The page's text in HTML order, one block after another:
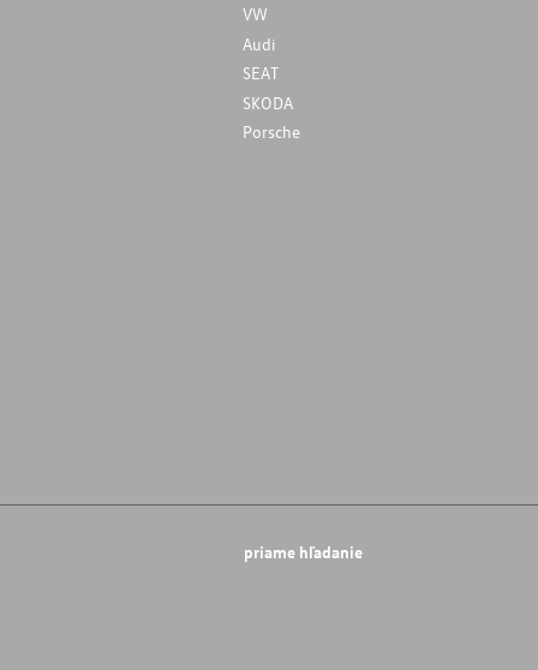
VW
Audi
SEAT
SKODA
Porsche
priame hľadanie